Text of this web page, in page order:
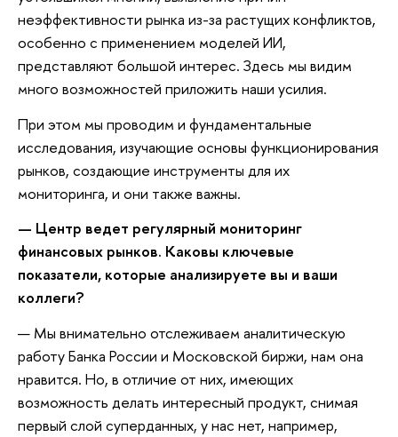
неэффективности рынка из-за растущих конфликтов,
особенно с применением моделей ИИ,
представляют большой интерес. Здесь мы видим
много возможностей приложить наши усилия.
При этом мы проводим и фундаментальные
исследования, изучающие основы функционирования
рынков, создающие инструменты для их
мониторинга, и они также важны.
— Центр ведет регулярный мониторинг
финансовых рынков. Каковы ключевые
показатели, которые анализируете вы и ваши
коллеги?
— Мы внимательно отслеживаем аналитическую
работу Банка России и Московской биржи, нам она
нравится. Но, в отличие от них, имеющих
возможность делать интересный продукт, снимая
первый слой суперданных, у нас нет, например,